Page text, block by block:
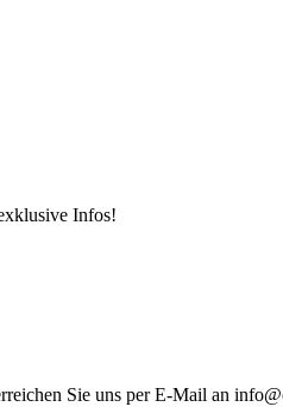
Infos!
Sie uns per E-Mail an